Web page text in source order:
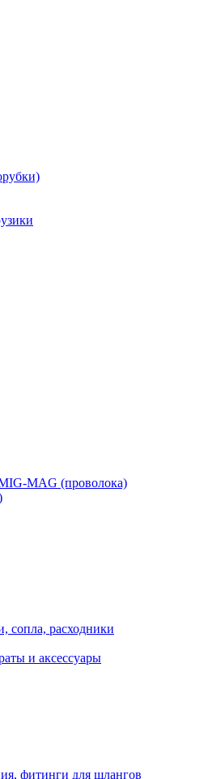
MAG (проволока)
сопла, расходники
и аксессуары
фитинги для шлангов